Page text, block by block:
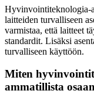
Hyvinvointiteknologia-
laitteiden turvalliseen
varmistaa, että laitteet
standardit. Lisäksi
turvalliseen käyttöön.
Miten
ammatillista